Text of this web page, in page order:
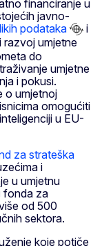
financiranje u
javno-
podataka
i
razvoj umjetne
do
umjetne
i pokusi.
o umjetnoj
omogućiti
u EU-
za strateška
i
u umjetnu
fonda za
od 500
sektora.
koje potiče